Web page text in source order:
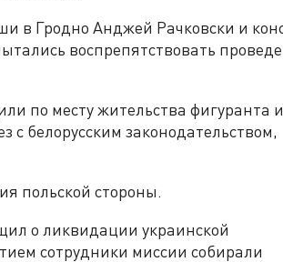
в Гродно Анджей Рачковски и
воспрепятствовать
по месту жительства фигуранта и
с белорусским законодательством,
польской стороны.
о ликвидации украинской
сотрудники миссии собирали